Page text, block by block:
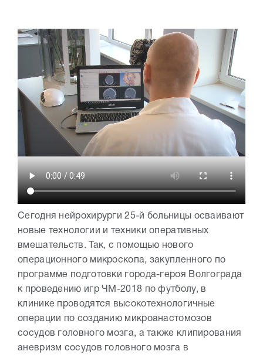
Сегодня нейрохирурги 25-й больницы осваивают
новые технологии и техники оперативных
вмешательств. Так, с помощью нового
операционного микроскопа, закупленного по
программе подготовки города-героя Волгограда
к проведению игр ЧМ-2018 по футболу, в
клинике проводятся высокотехнологичные
операции по созданию микроанастомозов
сосудов головного мозга, а также клипирования
аневризм сосудов головного мозга в